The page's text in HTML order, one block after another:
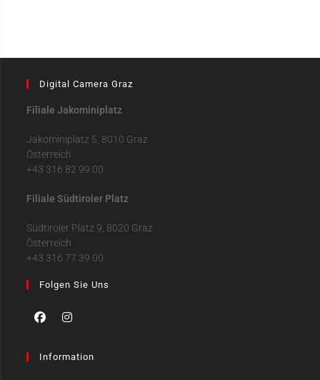
Digital Camera Graz
Filiale Jakominiplatz
Jakominiplatz 5, 8010 Graz
Österreich
+43 316 82 99 00
Filiale Südtiroler Platz
Südtiroler Platz 9, 8020 Graz
Österreich
+43 316 77 39 00
Folgen Sie Uns
Information